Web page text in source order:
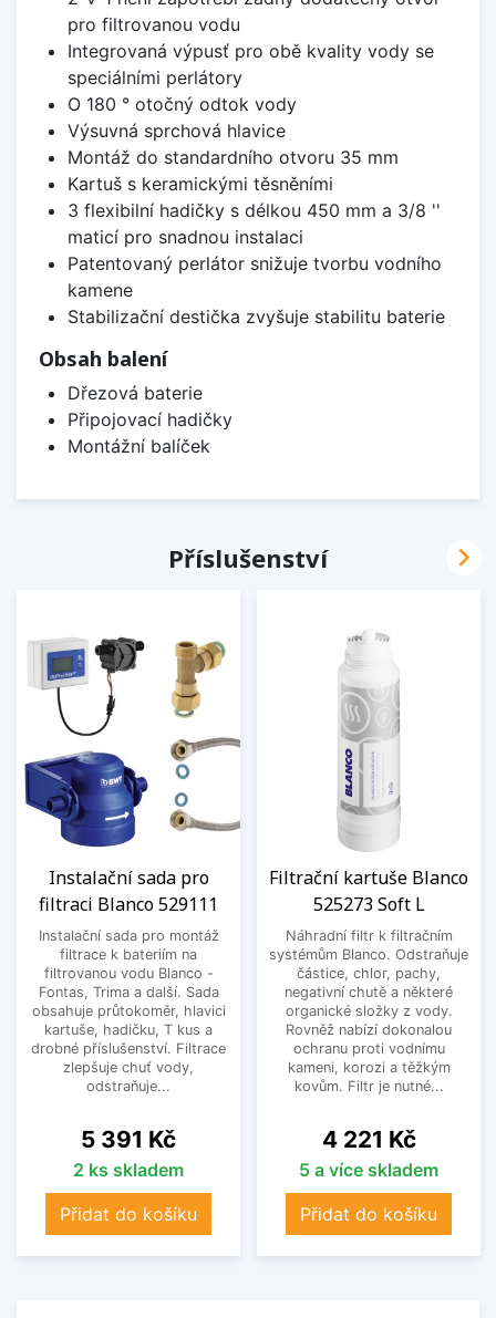
pro filtrovanou vodu
Integrovaná výpusť pro obě kvality vody se
speciálními perlátory
O 180 ° otočný odtok vody
Výsuvná sprchová hlavice
Montáž do standardního otvoru 35 mm
Kartuš s keramickými těsněními
3 flexibilní hadičky s délkou 450 mm a 3/8 ''
maticí pro snadnou instalaci
Patentovaný perlátor snižuje tvorbu vodního
kamene
Stabilizační destička zvyšuje stabilitu baterie
Obsah balení
Dřezová baterie
Připojovací hadičky
Montážní balíček
Příslušenství
Instalační sada pro
filtraci Blanco 529111
Instalační sada pro montáž
filtrace k bateriím na
filtrovanou vodu Blanco -
Fontas, Trima a další. Sada
obsahuje průtokoměr, hlavici
kartuše, hadičku, T kus a
drobné příslušenství. Filtrace
zlepšuje chuť vody,
odstraňuje...
Cena
5 391 Kč
2 ks skladem
Přidat do košíku
Filtrační kartuše Blanco
525273 Soft L
Náhradní filtr k filtračním
systémům Blanco. Odstraňuje
částice, chlor, pachy,
negativní chutě a některé
organické složky z vody.
Rovněž nabízí dokonalou
ochranu proti vodnímu
kameni, korozi a těžkým
kovům. Filtr je nutné...
Cena
4 221 Kč
5 a více skladem
Přidat do košíku
